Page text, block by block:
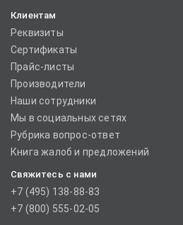
Клиентам
Реквизиты
Сертификаты
Прайс-листы
Производители
Наши сотрудники
Мы в социальных сетях
Рубрика вопрос-ответ
Книга жалоб и предложений
Свяжитесь с нами
+7 (495) 138-88-83
+7 (800) 555-02-05